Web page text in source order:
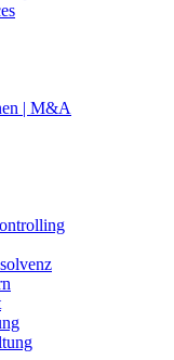
| M&A